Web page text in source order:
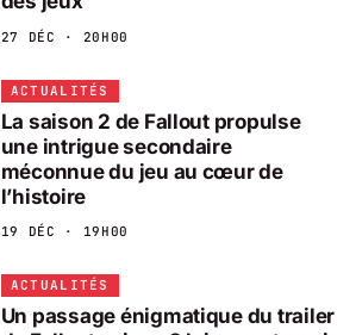
27 DÉC · 20H00
ACTUALITÉS
La saison 2 de Fallout propulse
une intrigue secondaire
méconnue du jeu au cœur de
l’histoire
19 DÉC · 19H00
ACTUALITÉS
Un passage énigmatique du trailer